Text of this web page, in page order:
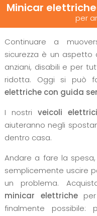
Minicar
per
Continuare a
sicurezza è un
anziani, disabili e per
ridotta. Oggi si può
elettriche con guida
I nostri veicoli
aiuteranno negli
dentro casa.
Andare a fare la
semplicemente uscire
un problema.
minicar elettricheper
finalmente possibile: